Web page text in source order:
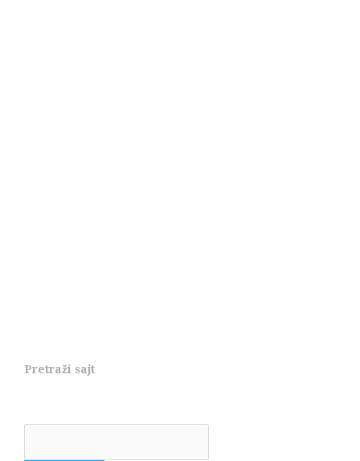
Pretraži sajt